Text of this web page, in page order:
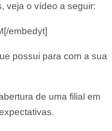
veja o vídeo a seguir:
embedyt]
possui para com a sua
de uma filial em